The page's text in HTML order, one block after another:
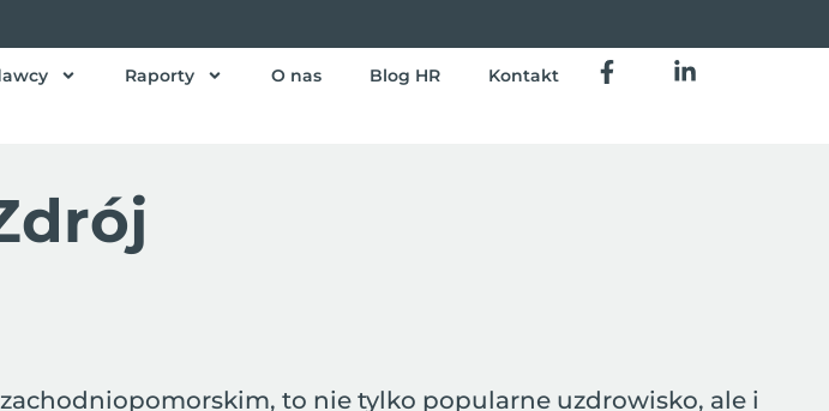
Raporty O nas Blog HR Kontakt
to nie tylko popularne uzdrowisko, ale i